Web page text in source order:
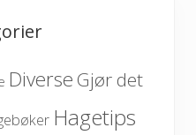
Diverse Gjør det
Hagetips